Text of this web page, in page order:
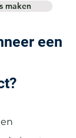
maken
een